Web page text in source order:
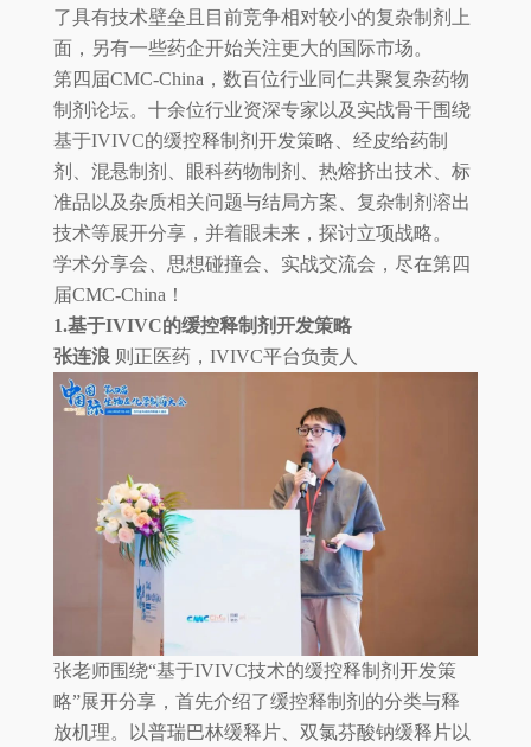
了具有技术壁垒且目前竞争相对较小的复杂制剂上
面，另有一些药企开始关注更大的国际市场。
第四届CMC-China，数百位行业同仁共聚复杂药物
制剂论坛。十余位行业资深专家以及实战骨干围绕
基于IVIVC的缓控释制剂开发策略、经皮给药制
剂、混悬制剂、眼科药物制剂、热熔挤出技术、标
准品以及杂质相关问题与结局方案、复杂制剂溶出
技术等展开分享，并着眼未来，探讨立项战略。
学术分享会、思想碰撞会、实战交流会，尽在第四
届CMC-China！
1.基于IVIVC的缓控释制剂开发策略
张连浪则正医药，IVIVC平台负责人
张老师围绕“基于IVIVC技术的缓控释制剂开发策
略”展开分享，首先介绍了缓控释制剂的分类与释
放机理。以普瑞巴林缓释片、双氯芬酸钠缓释片以